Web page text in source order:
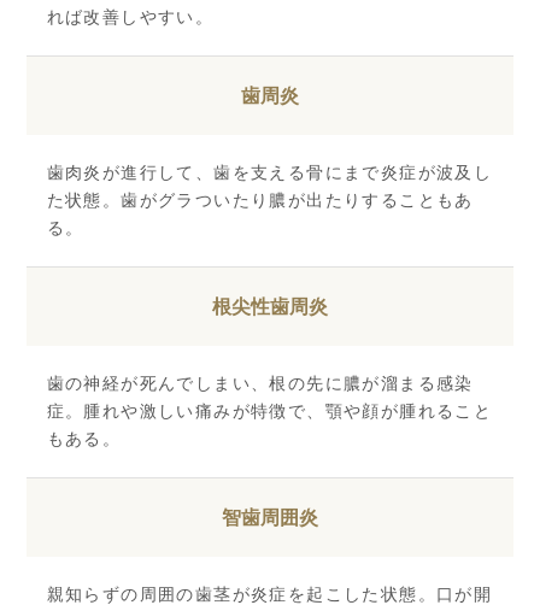
れば改善しやすい。
歯周炎
歯肉炎が進行して、歯を支える骨にまで炎症が波及し
た状態。歯がグラついたり膿が出たりすることもあ
る。
根尖性歯周炎
歯の神経が死んでしまい、根の先に膿が溜まる感染
症。腫れや激しい痛みが特徴で、顎や顔が腫れること
もある。
智歯周囲炎
親知らずの周囲の歯茎が炎症を起こした状態。口が開